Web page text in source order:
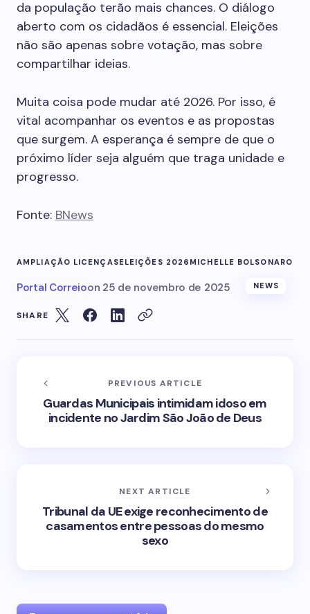
da população terão mais chances. O diálogo
aberto com os cidadãos é essencial. Eleições
não são apenas sobre votação, mas sobre
compartilhar ideias.
Muita coisa pode mudar até 2026. Por isso, é
vital acompanhar os eventos e as propostas
que surgem. A esperança é sempre de que o
próximo líder seja alguém que traga unidade e
progresso.
Fonte: BNews
AMPLIAÇÃO LICENÇASELEIÇÕES 2026 MICHELLE BOLSONARO
Portal Correioon 25 de novembro de 2025 NEWS
SHARE
PREVIOUS ARTICLE
Guardas Municipais intimidam idoso em
incidente no Jardim São João de Deus
NEXT ARTICLE
Tribunal da UE exige reconhecimento de
casamentos entre pessoas do mesmo
sexo